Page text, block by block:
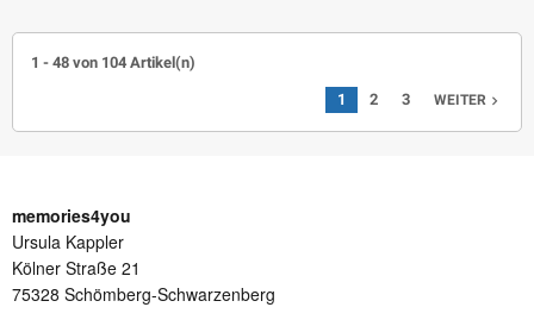
1 - 48 von 104 Artikel(n)
1 2 3 WEITER 
memories4you
Ursula Kappler
Kölner Straße 21
75328 Schömberg-Schwarzenberg